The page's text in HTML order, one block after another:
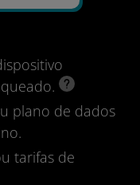
plano de dados
tarifas de